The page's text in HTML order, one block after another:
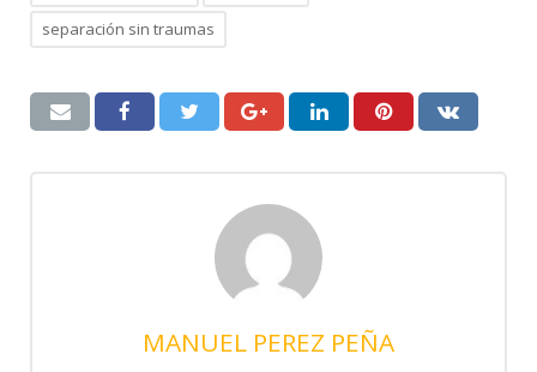
separación sin traumas
MANUEL PEREZ PEÑA